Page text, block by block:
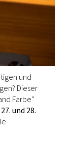
und
Dieser
Farbe“
27. und 28.